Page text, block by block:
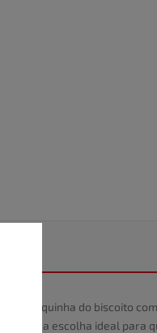
da casquinha do biscoito
se a escolha ideal para